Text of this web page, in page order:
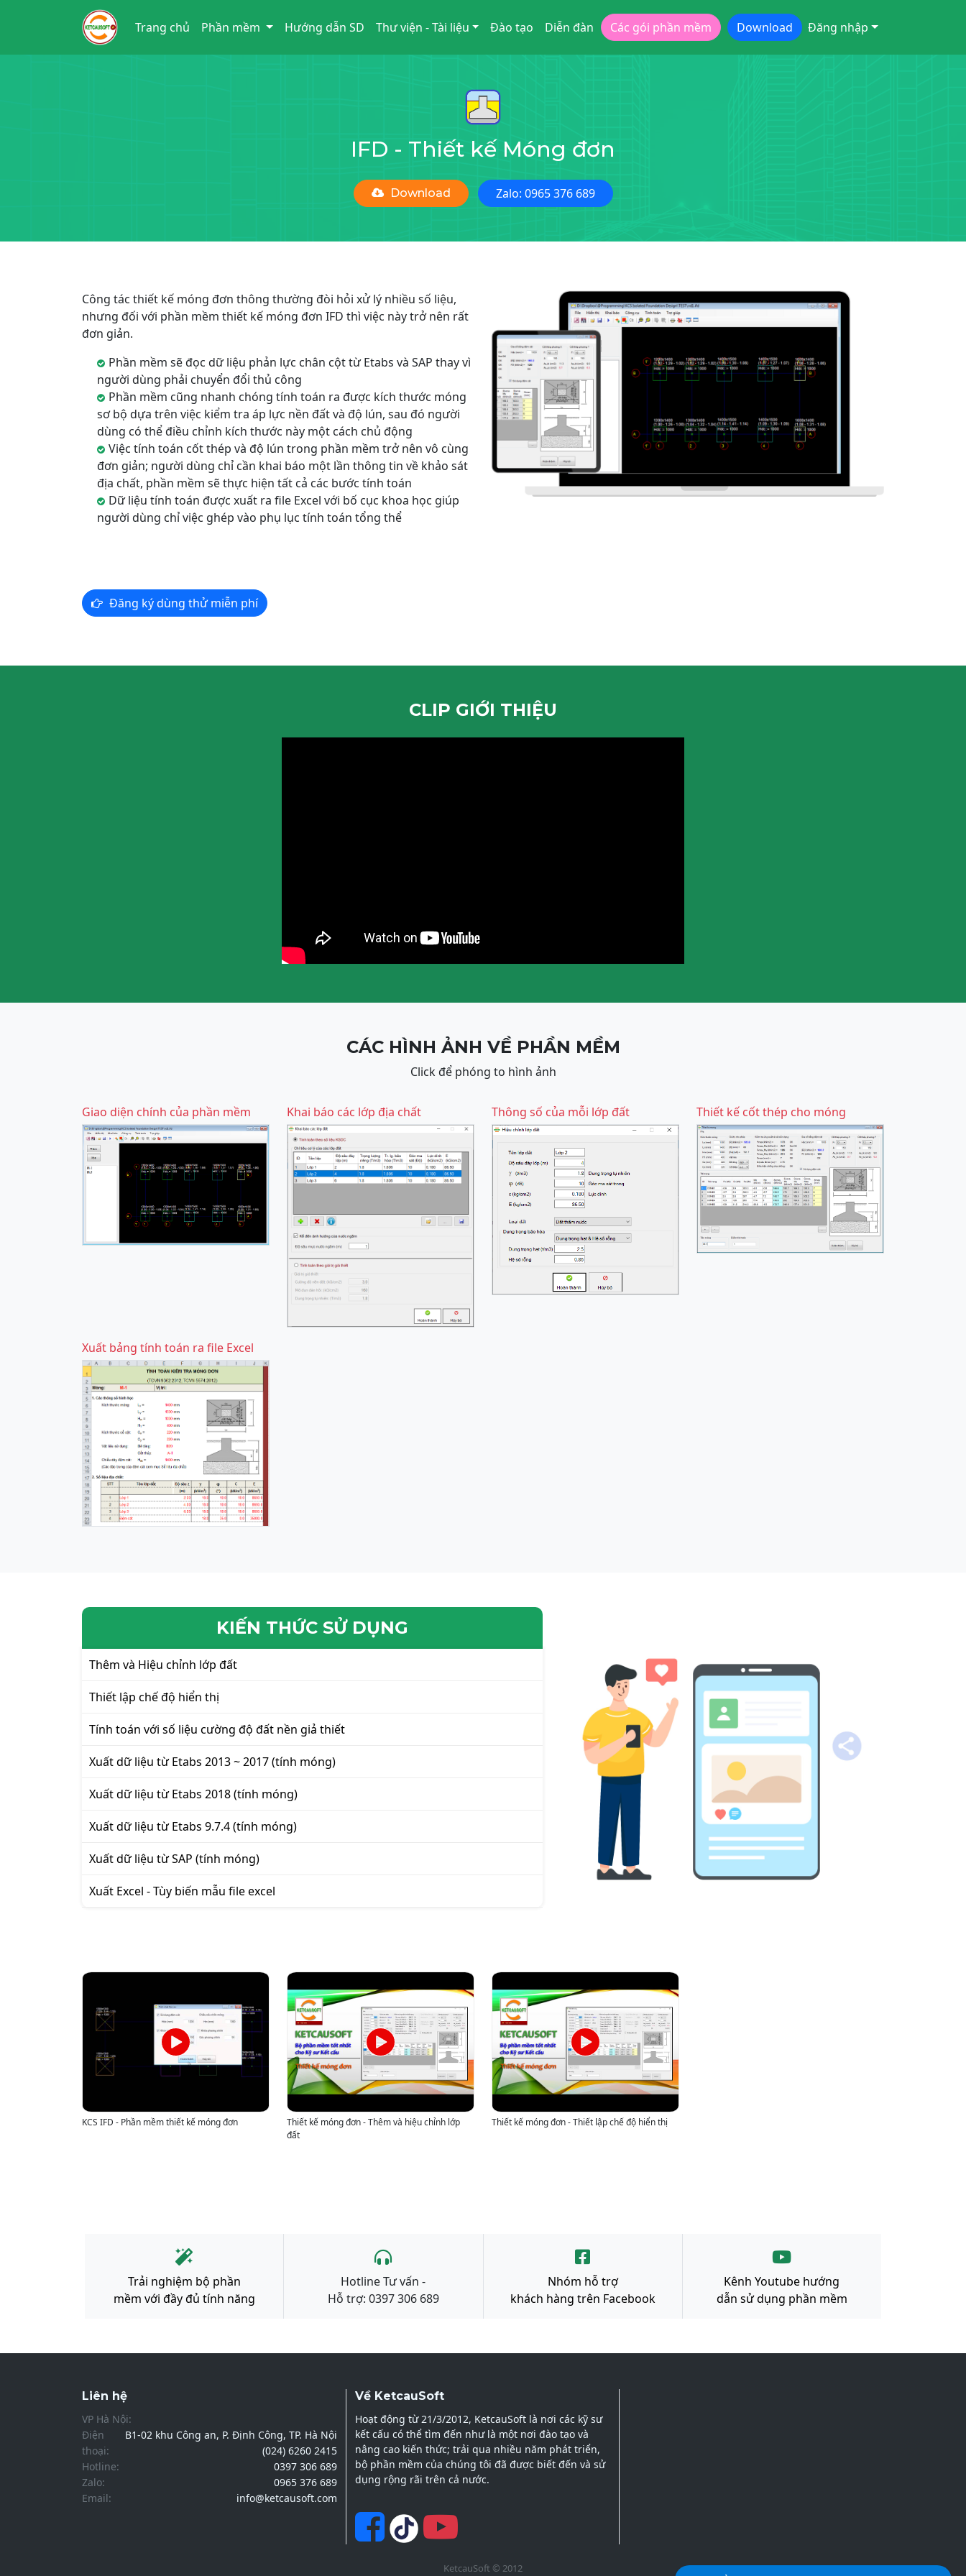
Trang chủ Phần mềm Hướng dẫn SD Thư viện - Tài liệu Đào tạo Diễn đàn Các gói phần mềm Download Đăng nhập
IFD - Thiết kế Móng đơn
Download Zalo: 0965 376 689
Công tác thiết kế móng đơn thông thường đòi hỏi xử lý nhiều số liệu,
nhưng đối với phần mềm thiết kế móng đơn IFD thì việc này trở nên rất
đơn giản.
Phần mềm sẽ đọc dữ liệu phản lực chân cột từ Etabs và SAP thay vì
người dùng phải chuyển đổi thủ công
Phần mềm cũng nhanh chóng tính toán ra được kích thước móng
sơ bộ dựa trên việc kiểm tra áp lực nền đất và độ lún, sau đó người
dùng có thể điều chỉnh kích thước này một cách chủ động
Việc tính toán cốt thép và độ lún trong phần mềm trở nên vô cùng
đơn giản; người dùng chỉ cần khai báo một lần thông tin về khảo sát
địa chất, phần mềm sẽ thực hiện tất cả các bước tính toán
Dữ liệu tính toán được xuất ra file Excel với bố cục khoa học giúp
người dùng chỉ việc ghép vào phụ lục tính toán tổng thể
Đăng ký dùng thử miễn phí
CLIP GIỚI THIỆU
CÁC HÌNH ẢNH VỀ PHẦN MỀM
Click để phóng to hình ảnh
Giao diện chính của phần mềm Khai báo các lớp địa chất Thông số của mỗi lớp đất Thiết kế cốt thép cho móng
Xuất bảng tính toán ra file Excel
KIẾN THỨC SỬ DỤNG
Thêm và Hiệu chỉnh lớp đất
Thiết lập chế độ hiển thị
Tính toán với số liệu cường độ đất nền giả thiết
Xuất dữ liệu từ Etabs 2013 ~ 2017 (tính móng)
Xuất dữ liệu từ Etabs 2018 (tính móng)
Xuất dữ liệu từ Etabs 9.7.4 (tính móng)
Xuất dữ liệu từ SAP (tính móng)
Xuất Excel - Tùy biến mẫu file excel
KCS IFD - Phần mềm thiết kế móng đơn
Thiết kế móng đơn - Thêm và hiệu chỉnh lớp
đất
Thiết kế móng đơn - Thiết lập chế độ hiển thị
Trải nghiệm bộ phần
mềm với đầy đủ tính năng
Hotline Tư vấn -
Hỗ trợ: 0397 306 689
Nhóm hỗ trợ
khách hàng trên Facebook
Kênh Youtube hướng
dẫn sử dụng phần mềm
Liên hệ
VP Hà Nội:
B1-02 khu Công an, P. Định Công, TP. Hà Nội
Điện
thoại:
(024) 6260 2415
Hotline:
0397 306 689
Zalo:
0965 376 689
Email:
info@ketcausoft.com
Về KetcauSoft
Hoạt động từ 21/3/2012, KetcauSoft là nơi các kỹ sư
kết cấu có thể tìm đến như là một nơi đào tạo và
nâng cao kiến thức; trải qua nhiều năm phát triển,
bộ phần mềm của chúng tôi đã được biết đến và sử
dụng rộng rãi trên cả nước.
KetcauSoft © 2012